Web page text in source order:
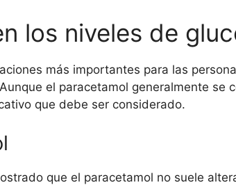
los niveles de
más importantes para las
el paracetamol generalmente se
que debe ser considerado.
que el paracetamol no suele